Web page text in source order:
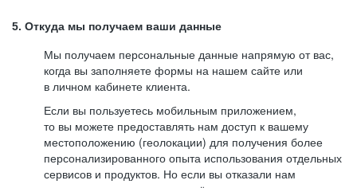
5. Откуда мы получаем ваши данные
Мы получаем персональные данные напрямую от вас,
когда вы заполняете формы на нашем сайте или
в личном кабинете клиента.
Если вы пользуетесь мобильным приложением,
то вы можете предоставлять нам доступ к вашему
местоположению (геолокации) для получения более
персонализированного опыта использования отдельных
сервисов и продуктов. Но если вы отказали нам